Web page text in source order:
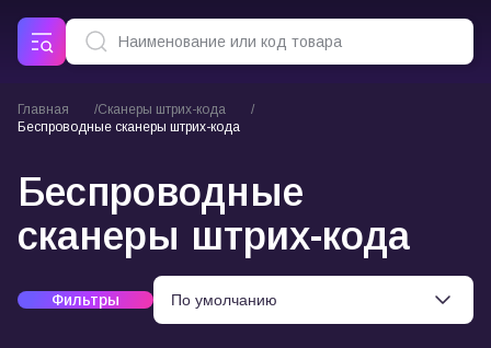
Главная
Сканеры штрих-кода
Беспроводные сканеры штрих-кода
Беспроводные
сканеры штрих-кода
Фильтры